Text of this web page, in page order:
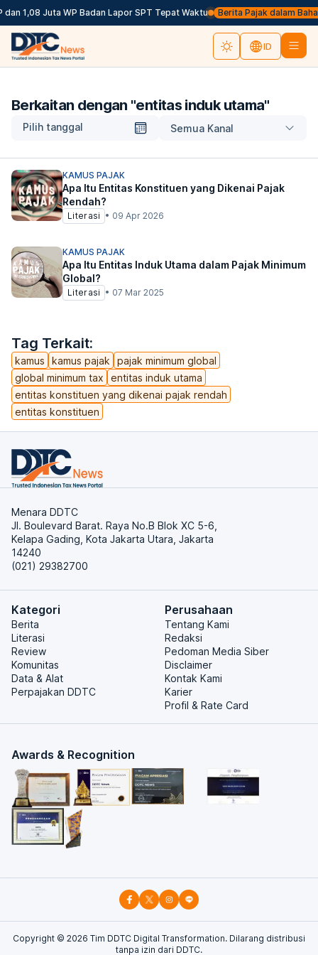
1,08 Juta WP Badan Lapor SPT Tepat Waktu Berita Pajak dalam
ID
Berkaitan dengan "entitas induk utama"
Pilih tanggal Semua Kanal
Tag Terkait:
kamus kamus pajak
pajak minimum global
global minimum tax
entitas induk utama
entitas konstituen yang dikenai pajak rendah
entitas konstituen
KAMUS PAJAK
Apa Itu Entitas Konstituen yang Dikenai Pajak
Rendah?
Literasi • 09 Apr 2026
KAMUS PAJAK
Apa Itu Entitas Induk Utama dalam Pajak Minimum
Global?
Literasi • 07 Mar 2025
Menara DDTC
Jl. Boulevard Barat. Raya No.B Blok XC 5-6,
Kelapa Gading, Kota Jakarta Utara, Jakarta
14240
(021) 29382700
Kategori
Berita
Literasi
Review
Komunitas
Data & Alat
Perpajakan DDTC
Perusahaan
Tentang Kami
Redaksi
Pedoman Media Siber
Disclaimer
Kontak Kami
Karier
Profil & Rate Card
Awards & Recognition
Copyright © 2026 Tim DDTC Digital Transformation. Dilarang distribusi
tanpa izin dari DDTC.